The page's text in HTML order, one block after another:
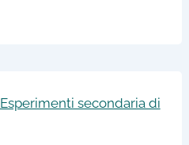
Esperimenti secondaria di